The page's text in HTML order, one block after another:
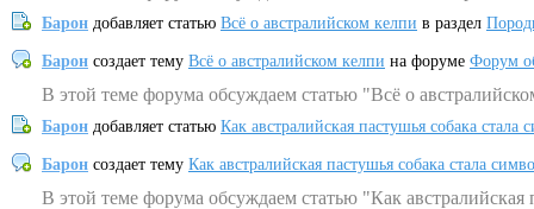
Барон добавляет статью Всё о австралийском келпи в раздел
Барон создает тему Всё о австралийском келпи на форуме Форум
В этой теме форума обсуждаем статью "Всё о
Барон добавляет статью Как австралийская пастушья собака
Барон создает тему Как австралийская пастушья собака стала
В этой теме форума обсуждаем статью "Как